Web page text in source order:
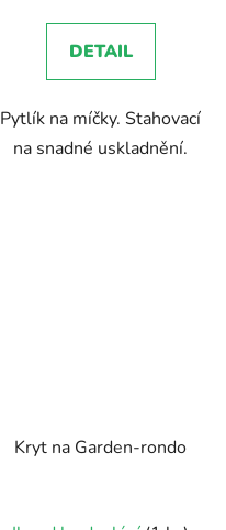
DETAIL
Pytlík na míčky. Stahovací
na snadné uskladnění.
Kryt na Garden-rondo